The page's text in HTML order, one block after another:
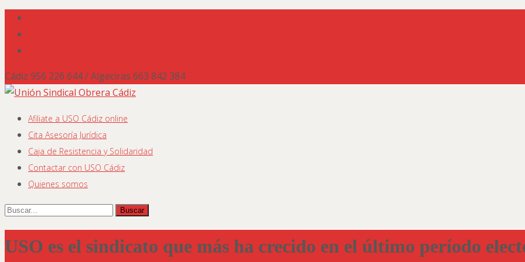
Cádiz 956 226 644 / Algeciras 663 842 384
Saltar
contenido
Afiliate a USO Cádiz online
Cita Asesoría Jurídica
Caja de Resistencia y Solidaridad
Contactar con USO Cádiz
Quienes somos
Buscar
USO es el sindicato que más ha crecido en el último período